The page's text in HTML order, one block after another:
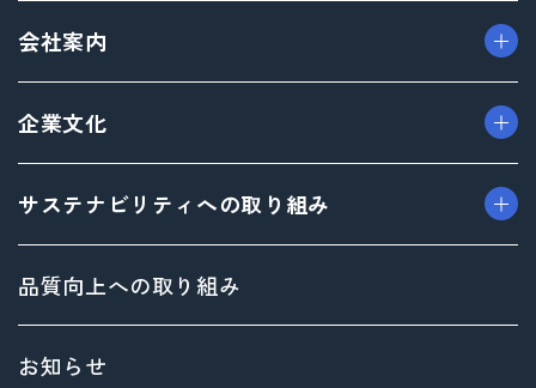
> プロダクト事業
> デザイン事業
> マテリアル事業
> ブランド事業
会社案内
> フィロソフィ
> 企業概要
> 沿革
> 方針
> 拠点情報
企業文化
> 社内イベント・研修・福利厚生
サステナビリティへの取り組み
サステナビリティ基本方針
Environment（環境）への取り組み
品質向上への取り組み
お知らせ